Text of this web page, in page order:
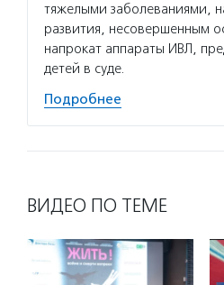
тяжелыми заболеваниями,
развития, несовершенным
напрокат аппараты ИВЛ,
детей в суде.
Подробнее
ВИДЕО ПО ТЕМЕ